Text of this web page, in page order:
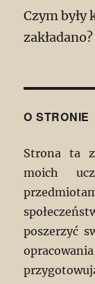
Czym były
zakładano?
O STRONIE
Strona ta
moich
poszerzyć